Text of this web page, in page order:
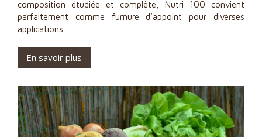
composition étudiée et complète, Nutri 100 convient
parfaitement comme fumure d’appoint pour diverses
applications.
En savoir plus